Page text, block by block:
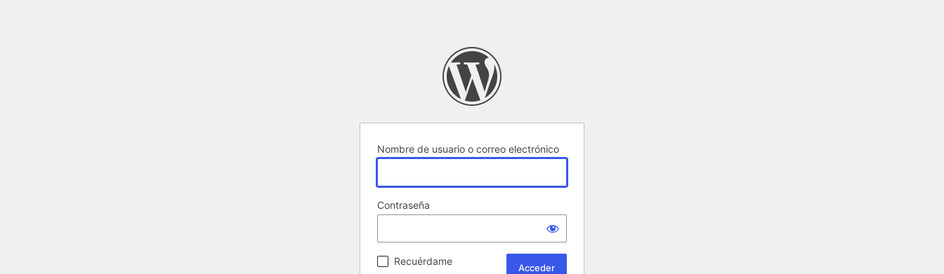
Nombre de usuario o correo electrónico
Contraseña
Recuérdame